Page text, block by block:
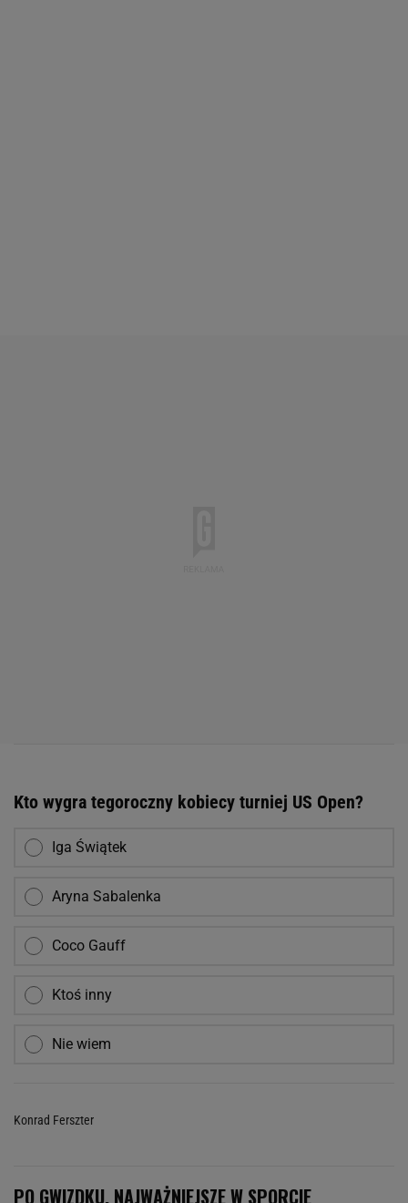
Kto wygra tegoroczny kobiecy turniej US Open?
Iga Świątek
Aryna Sabalenka
Coco Gauff
Ktoś inny
Nie wiem
Konrad Ferszter